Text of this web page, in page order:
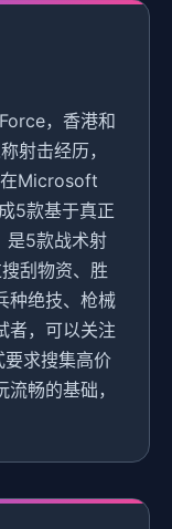
，香港和
射击经历，
Microsoft
5款基于真正
是5款战术射
刮物资、胜
种绝技、枪械
者，可以关注
要求搜集高价
畅的基础，